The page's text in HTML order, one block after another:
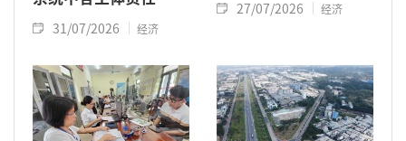
31/07/2026 经济
27/07/2026 经济